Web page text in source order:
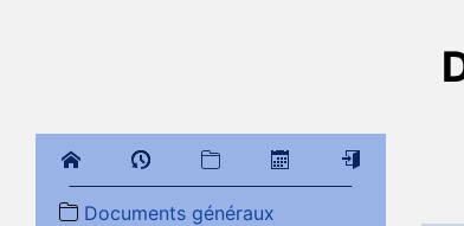
Documents généraux